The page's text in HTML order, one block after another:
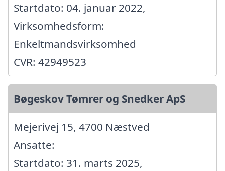
Startdato: 04. januar 2022,
Virksomhedsform:
Enkeltmandsvirksomhed
CVR: 42949523
Bøgeskov Tømrer og Snedker ApS
Mejerivej 15, 4700 Næstved
Ansatte:
Startdato: 31. marts 2025,